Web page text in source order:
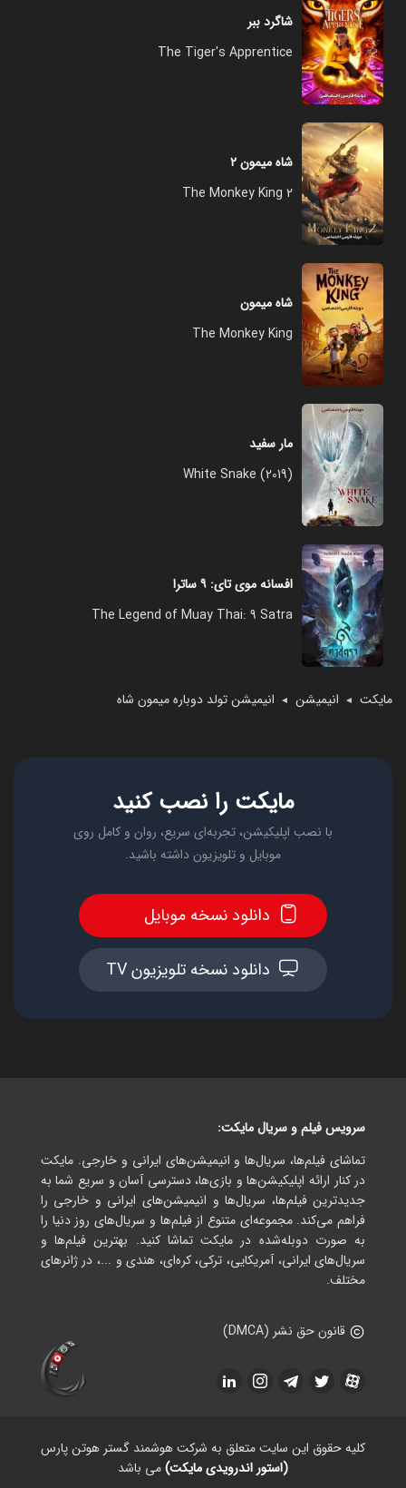
مایکت ◄ انیمیشن ◄ انیمیشن تولد دوباره میمون شاه
شاگرد ببر
The Tiger's Apprentice
شاه میمون ۲
The Monkey King 2
شاه میمون
The Monkey King
مار سفید
White Snake (2019)
افسانه موی تای: ۹ ساترا
The Legend of Muay Thai: 9 Satra
مایکت را نصب کنید
با نصب اپلیکیشن، تجربه‌ای سریع، روان و کامل روی
موبایل و تلویزیون داشته باشید.
دانلود نسخه موبایل
دانلود نسخه تلویزیون TV
سرویس فیلم و سریال مایکت:
تماشای فیلم‌ها، سریال‌ها و انیمیشن‌های ایرانی و خارجی. مایکت
در کنار ارائه اپلیکیشن‌ها و بازی‌ها، دسترسی آسان و سریع شما به
جدیدترین فیلم‌ها، سریال‌ها و انیمیشن‌های ایرانی و خارجی را
فراهم می‌کند. مجموعه‌ای متنوع از فیلم‌ها و سریال‌های روز دنیا را
به صورت دوبله‌شده در مایکت تماشا کنید. بهترین فیلم‌ها و
سریال‌های ایرانی، آمریکایی، ترکی، کره‌ای، هندی و ...، در ژانرهای
مختلف.
قانون حق نشر (DMCA)
کلیه حقوق این سایت متعلق به شرکت هوشمند گستر هوتن پارس
(استور اندرویدی مایکت)می باشد